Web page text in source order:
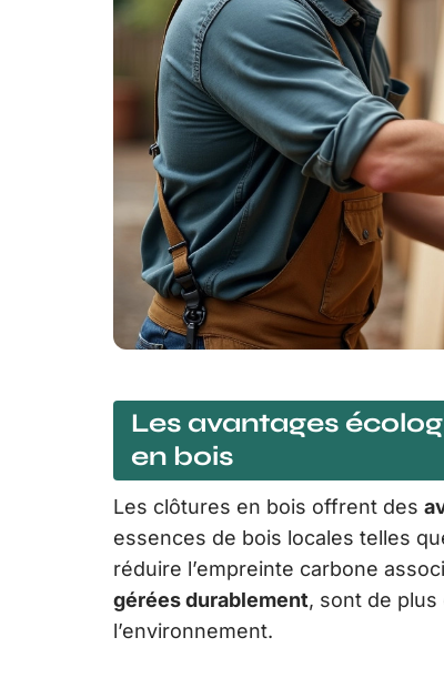
Les avantages
en bois
Les clôtures en bois offrent des
essences de bois locales telles
réduire l’empreinte carbone
gérées durablement, sont de
l’environnement.